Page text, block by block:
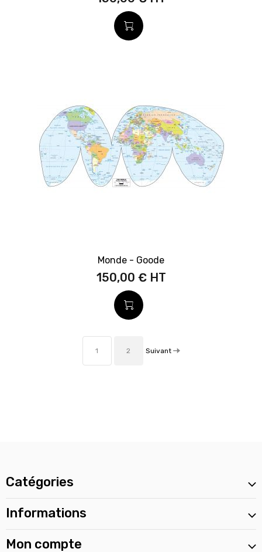
Monde - Goode
150,00 €
1 2 Suivant
Catégories
Informations
Mon compte